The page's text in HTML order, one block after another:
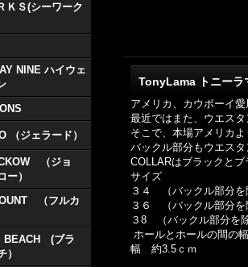
ＫＳ(シーワーク
NINE ハイウェ
（ジェラード）
（ジョ
）
（フルカ
BEACH (ブラ
）
TonyLama トニー
アメリカ、カウボーイ
最近ではまた、ウエスタ
そこで、本場アメリカ
バックル部分もウエス
COLLARはブラックとブ
サイズ
３４ （バックル部分
３６ （バックル部分
３8 （バックル部分を
ホールとホールの間
幅 約3.5ｃｍ